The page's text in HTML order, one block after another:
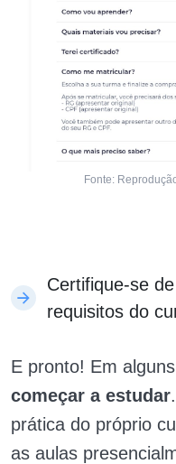
Fonte:
Certifique-se
requisitos do
E pronto! Em
começar a estudar
prática do próprio
as aulas